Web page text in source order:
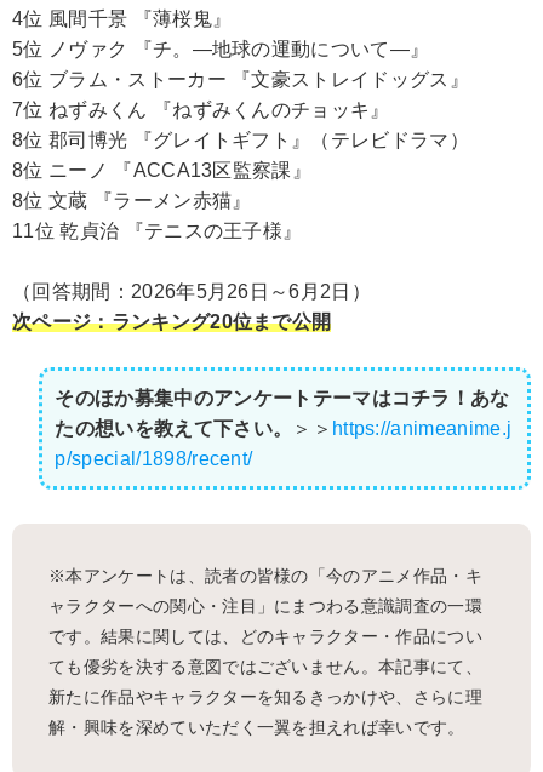
4位 風間千景 『薄桜鬼』
5位 ノヴァク 『チ。―地球の運動について―』
6位 ブラム・ストーカー 『文豪ストレイドッグス』
7位 ねずみくん 『ねずみくんのチョッキ』
8位 郡司博光 『グレイトギフト』（テレビドラマ）
8位 ニーノ 『ACCA13区監察課』
8位 文蔵 『ラーメン赤猫』
11位 乾貞治 『テニスの王子様』
（回答期間：2026年5月26日～6月2日）
次ページ：ランキング20位まで公開
そのほか募集中のアンケートテーマはコチラ！あな
たの想いを教えて下さい。
＞＞ https://animeanime.j
p/special/1898/recent/
※本アンケートは、読者の皆様の「今のアニメ作品・キ
ャラクターへの関心・注目」にまつわる意識調査の一環
です。結果に関しては、どのキャラクター・作品につい
ても優劣を決する意図ではございません。本記事にて、
新たに作品やキャラクターを知るきっかけや、さらに理
解・興味を深めていただく一翼を担えれば幸いです。